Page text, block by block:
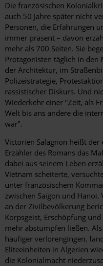
Die französischen
auch 50 Jahre später nicht
Personen, die Erfahrungen
immer präsent – davon
mehr als 700 Seiten. Sie
Protagonisten täglich in den
der Architektur, im
Polizeistrategie,
rassistischer Diskurs. Und
Wiederkehr einer "Zeit, als
Welt bis ans andere die
war".
Victorien Salagnon heißt der
Erzähler des Romans das
dabei aus seinem Leben
Vietnam scheiterte,
unter französischem
zwischen Saigon und Hanoi.
an der Zivilbevölkerung
Korpsgeist, Erschöpfung
mehr abstumpfen ließen.
häufiger verlorengingen,
Eliteeinheiten in Algerien
die Kolonialmacht